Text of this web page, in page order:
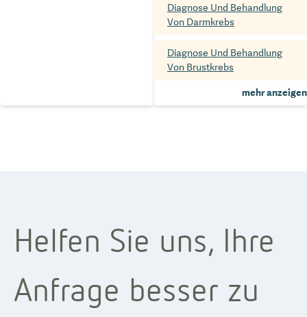
Diagnose Und Behandlung
Von Darmkrebs
Diagnose Und Behandlung
Von Brustkrebs
mehr anzeigen
Helfen Sie uns, Ihre
Anfrage besser zu